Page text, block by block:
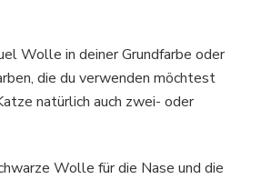
Wolle in deiner Grundfarbe oder
die du verwenden möchtest
natürlich auch zwei- oder
Wolle für die Nase und die